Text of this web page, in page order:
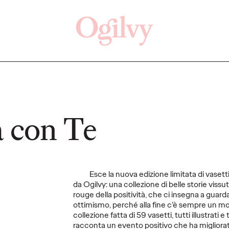
Te
Esce la nuova edizione limitata di
da Ogilvy: una collezione di belle storie
rouge della positività, che ci insegna a
ottimismo, perché alla fine c’è sempre un
collezione fatta di 59 vasetti, tutti illustrati e
racconta un evento positivo che ha